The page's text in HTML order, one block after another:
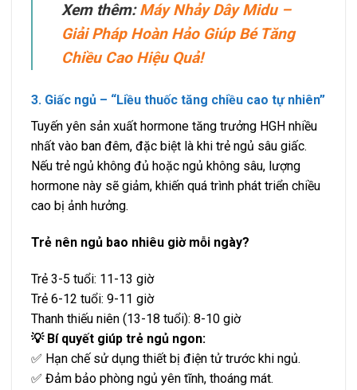
Xem thêm:Máy Nhảy Dây Midu –
Giải Pháp Hoàn Hảo Giúp Bé Tăng
Chiều Cao Hiệu Quả!
3. Giấc ngủ – “Liều thuốc tăng chiều cao tự nhiên”
Tuyến yên sản xuất hormone tăng trưởng HGH nhiều
nhất vào ban đêm, đặc biệt là khi trẻ ngủ sâu giấc.
Nếu trẻ ngủ không đủ hoặc ngủ không sâu, lượng
hormone này sẽ giảm, khiến quá trình phát triển chiều
cao bị ảnh hưởng.
Trẻ nên ngủ bao nhiêu giờ mỗi ngày?
Trẻ 3-5 tuổi: 11-13 giờ
Trẻ 6-12 tuổi: 9-11 giờ
Thanh thiếu niên (13-18 tuổi): 8-10 giờ
💡 Bí quyết giúp trẻ ngủ ngon:
✅ Hạn chế sử dụng thiết bị điện tử trước khi ngủ.
✅ Đảm bảo phòng ngủ yên tĩnh, thoáng mát.